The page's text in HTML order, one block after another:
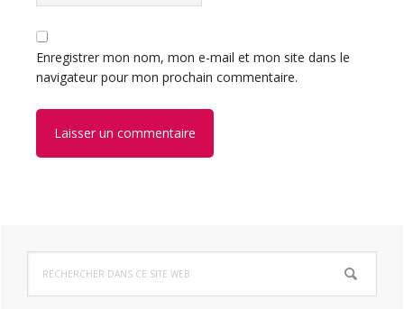
Enregistrer mon nom, mon e-mail et mon site dans le
navigateur pour mon prochain commentaire.
Barre
latérale
dans
ce